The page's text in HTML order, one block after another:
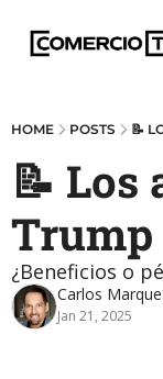
Boletín
HOME POSTS 📝
📝 Los
Trump
¿Beneficios o
Carlos
Jan 21, 2025